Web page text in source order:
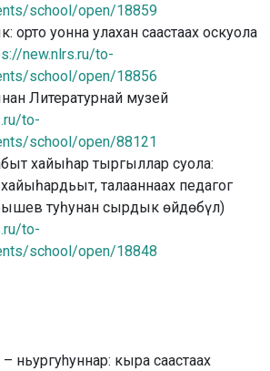
school/open/18859
орто уонна улахан саастаах оскуола
new.nlrs.ru/to-
school/open/18856
Литературнай музей
to-
school/open/88121
хайыһар тыргыллар суола:
талааннаах педагог
туһунан сырдык өйдөбүл)
to-
school/open/18848
– ньургуhуннар: кыра саастаах